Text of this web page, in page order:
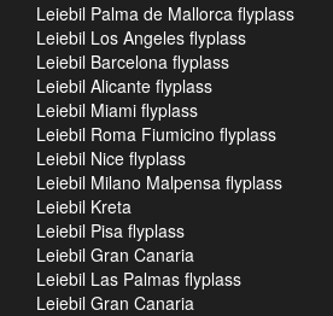
Leiebil Palma de Mallorca flyplass
Leiebil Los Angeles flyplass
Leiebil Barcelona flyplass
Leiebil Alicante flyplass
Leiebil Miami flyplass
Leiebil Roma Fiumicino flyplass
Leiebil Nice flyplass
Leiebil Milano Malpensa flyplass
Leiebil Kreta
Leiebil Pisa flyplass
Leiebil Gran Canaria
Leiebil Las Palmas flyplass
Leiebil Gran Canaria